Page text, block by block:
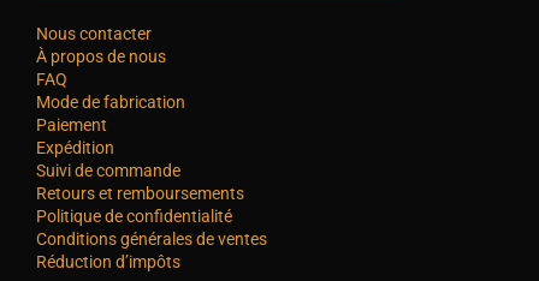
Nous contacter
À propos de nous
FAQ
Mode de fabrication
Paiement
Expédition
Suivi de commande
Retours et remboursements
Politique de confidentialité
Conditions générales de ventes
Réduction d’impôts